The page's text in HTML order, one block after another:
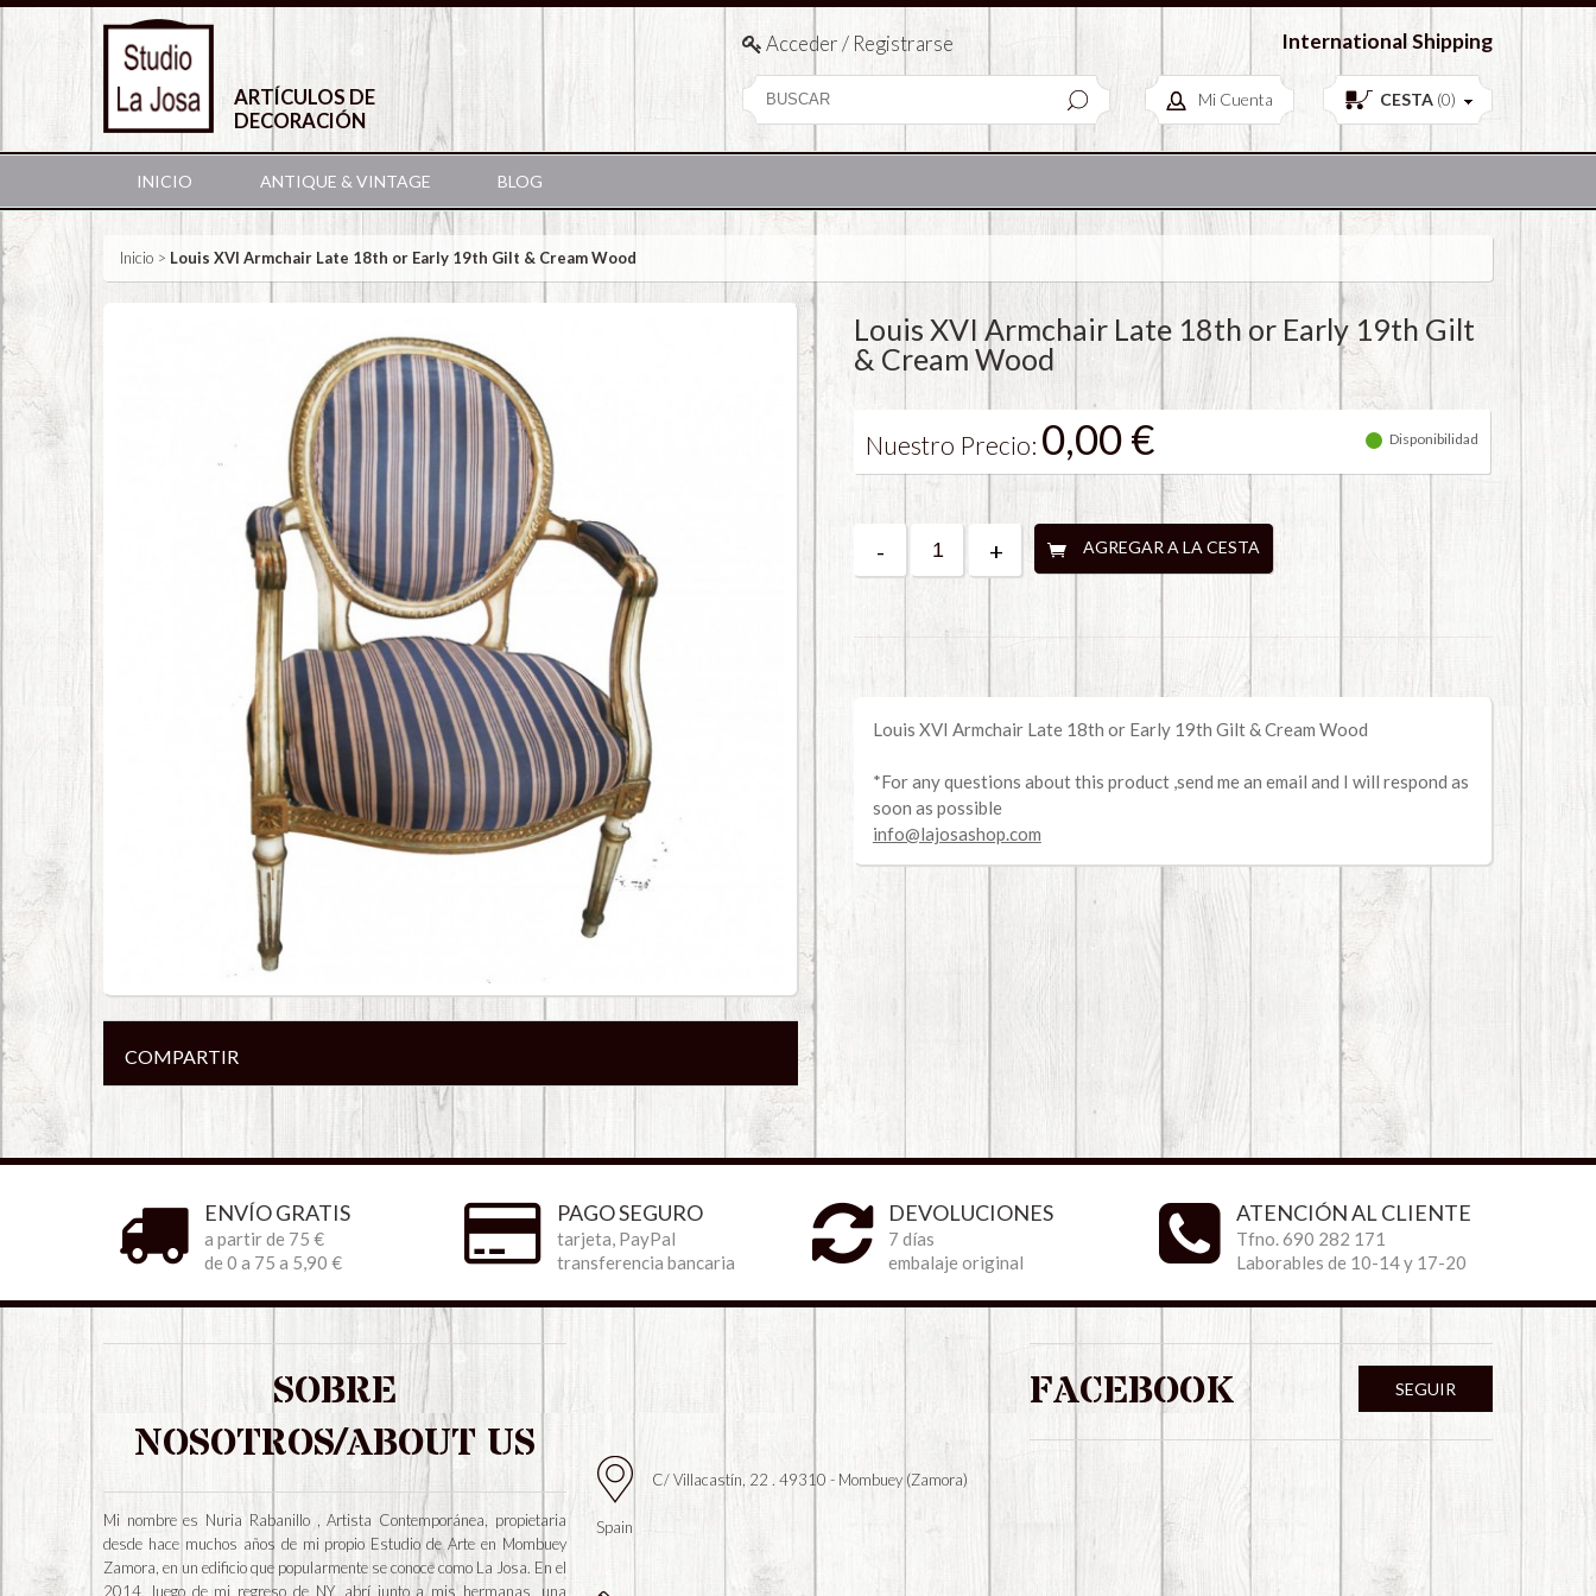
ARTÍCULOS DE
DECORACIÓN
Acceder / Registrarse International Shipping
European Antiques & Vintage items
Mi Cuenta CESTA(0)
INICIO ANTIQUE & VINTAGE BLOG
Inicio > Louis XVI Armchair Late 18th or Early 19th Gilt & Cream Wood
COMPARTIR
Louis XVI Armchair Late 18th or Early 19th Gilt
& Cream Wood
Nuestro Precio: 0,00 € Disponibilidad
- + AGREGAR A LA CESTA
Louis XVI Armchair Late 18th or Early 19th Gilt & Cream Wood
*For any questions about this product ,send me an email and I will respond as
soon as possible
info@lajosashop.com
ENVÍO GRATIS
a partir de 75 €
de 0 a 75 a 5,90 €
PAGO SEGURO
tarjeta, PayPal
transferencia bancaria
DEVOLUCIONES
7 días
embalaje original
ATENCIÓN AL CLIENTE
Tfno. 690 282 171
Laborables de 10-14 y 17-20
SOBRE
NOSOTROS/ABOUT US
Mi nombre es Nuria Rabanillo , Artista Contemporánea, propietaria
desde hace muchos años de mi propio Estudio de Arte en Mombuey
Zamora, en un edificio que popularmente se conoce como La Josa. En el
2014, luego de mi regreso de NY, abrí junto a mis hermanas, una
C/ Villacastín, 22 . 49310 - Mombuey (Zamora)
Spain
FACEBOOK SEGUIR